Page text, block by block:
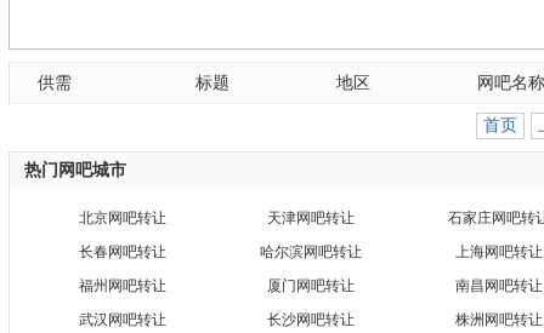
供需 标题 地区 网吧名称
首页
热门网吧城市
北京网吧转让 天津网吧转让
石家庄网吧转
长春网吧转让
哈尔滨网吧转让
上海网吧转让
福州网吧转让
厦门网吧转让
南昌网吧转让
武汉网吧转让
长沙网吧转让
株洲网吧转让